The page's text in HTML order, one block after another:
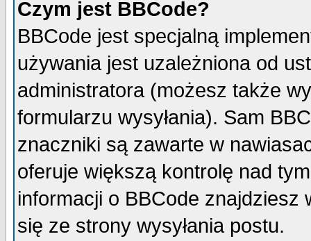
Czym jest BBCode?
BBCode jest specjalną
używania jest uzależniona od
administratora (możesz także
formularzu wysyłania). Sam
znaczniki są zawarte w
oferuje większą kontrolę nad
informacji o BBCode
się ze strony wysyłania postu.